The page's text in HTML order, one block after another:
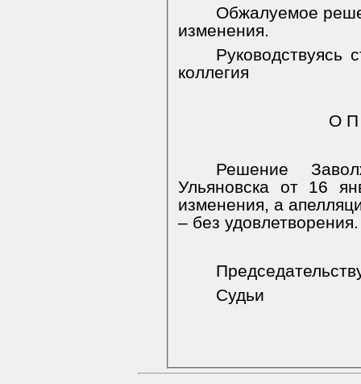
Обжалуемое
изменения.
коллегия
О П
Решение
Ульяновска от 16
изменения, а
– без удовлетворения.
Судьи